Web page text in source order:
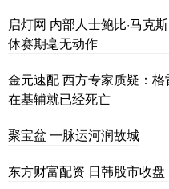
启灯网 内部人士鲍比·马克
休赛期毫无动作
金元速配 西方专家质疑：
在基辅就已经死亡
聚宝盆 一脉运河润故城
东方财富配资 日韩股市收